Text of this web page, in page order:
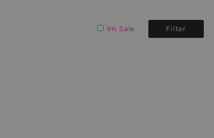
Im Sale Filter